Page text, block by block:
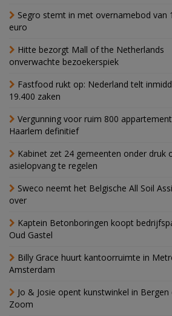
Segro stemt in met overnamebod van
euro
Hitte bezorgt Mall of the Netherlands
onverwachte bezoekerspiek
Fastfood rukt op: Nederland telt
19.400 zaken
Vergunning voor ruim 800
Haarlem definitief
Kabinet zet 24 gemeenten onder druk
asielopvang te regelen
Sweco neemt het Belgische All Soil
over
Kaptein Betonboringen koopt
Oud Gastel
Billy Grace huurt kantoorruimte in
Amsterdam
Jo & Josie opent kunstwinkel in Bergen
Zoom